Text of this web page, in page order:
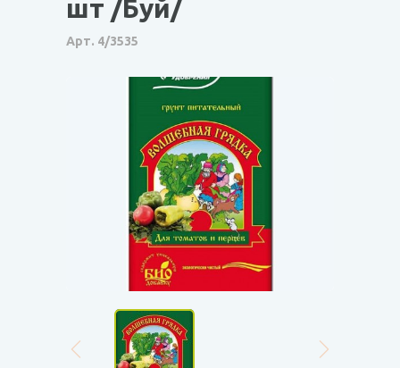
шт /Буй/
Арт. 4/3535